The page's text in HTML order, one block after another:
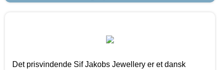
Det prisvindende Sif Jakobs Jewellery er et dansk